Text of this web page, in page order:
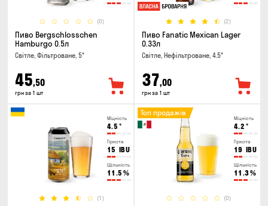
(0)
Пиво Bergschlosschen
Hamburgo 0.5л
Світле, Фільтроване, 5°
45,50
грн за 1 шт
(2)
Пиво Fanatic Mexican Lager
0.33л
Світле, Нефільтроване, 4.5°
37,00
грн за 1 шт
Міцність
4.5 °
Гіркота
15 IBU
Щільність
11.5 %
(1)
Міцність
4.2 °
Гіркота
19 IBU
Щільність
11.3%
(0)
Топ продажів